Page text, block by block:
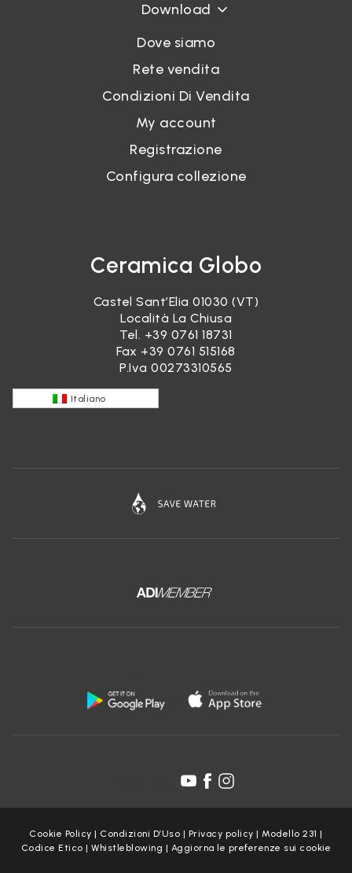
Download
Dove siamo
Rete vendita
Condizioni Di Vendita
My account
Registrazione
Configura collezione
Ceramica Globo
Castel Sant’Elia 01030 (VT)
Località La Chiusa
Tel. +39 0761 18731
Fax +39 0761 515168
P.Iva 00273310565
Italiano
Cookie Policy | Condizioni D’Uso | Privacy policy |Modello 231 |
Codice Etico |Whistleblowing | Aggiorna le preferenze sui cookie